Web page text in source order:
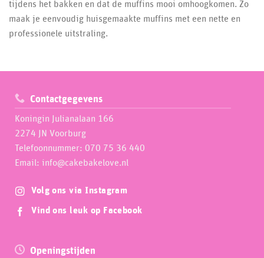
tijdens het bakken en dat de muffins mooi omhoogkomen. Zo
maak je eenvoudig huisgemaakte muffins met een nette en
professionele uitstraling.
Contactgegevens
Koningin Julianalaan 166
2274 JN Voorburg
Telefoonnummer: 070 75 36 440
Email: info@cakebakelove.nl
Volg ons via Instagram
Vind ons leuk op Facebook
Openingstijden